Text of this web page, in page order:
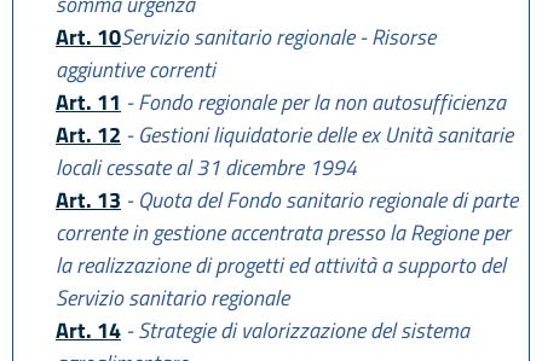
Art. 10Servizio sanitario regionale - Risorse
aggiuntive correnti
Art. 11 - Fondo regionale per la non autosufficienza
Art. 12 - Gestioni liquidatorie delle ex Unità sanitarie
locali cessate al 31 dicembre 1994
Art. 13 - Quota del Fondo sanitario regionale di parte
corrente in gestione accentrata presso la Regione per
la realizzazione di progetti ed attività a supporto del
Servizio sanitario regionale
Art. 14 - Strategie di valorizzazione del sistema